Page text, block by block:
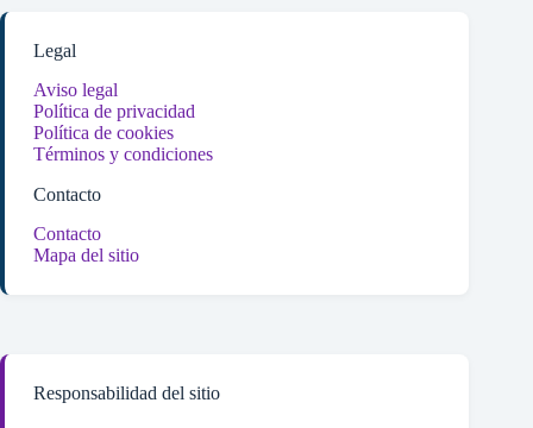
Legal
Aviso legal
Política de privacidad
Política de cookies
Términos y condiciones
Contacto
Contacto
Mapa del sitio
Responsabilidad del sitio